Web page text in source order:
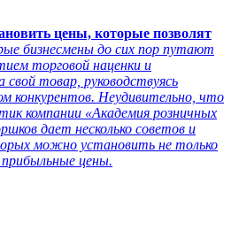
цены, которые позволят
бизнесмены до сих пор путают
торговой наценки и
товар, руководствуясь
конкурентов. Неудивительно, что
компании «Академия розничных
дает несколько советов и
можно установить не только
цены.